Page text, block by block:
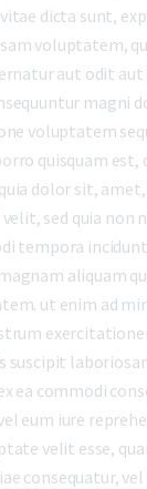
dicta sunt,
voluptatem,
aut odit aut
magni
voluptatem
quisquam est,
dolor sit,
sed quia non
tempora
aliquam
ut enim ad
suscipit
ea commodi
eum iure
velit esse,
consequatur,